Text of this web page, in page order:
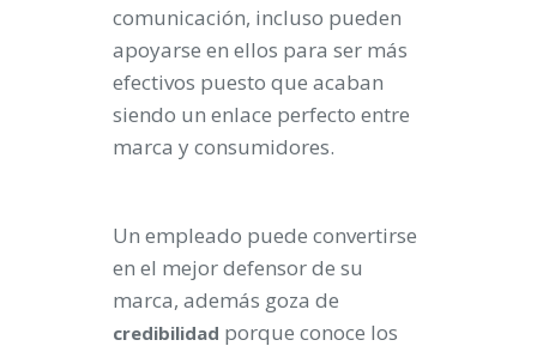
comunicación, incluso pueden
apoyarse en ellos para ser más
efectivos puesto que acaban
siendo un enlace perfecto entre
marca y consumidores.
Un empleado puede convertirse
en el mejor defensor de su
marca, además goza de
credibilidad porque conoce los